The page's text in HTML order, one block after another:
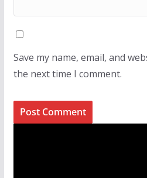
Save my name, email, and
the next time I comment.